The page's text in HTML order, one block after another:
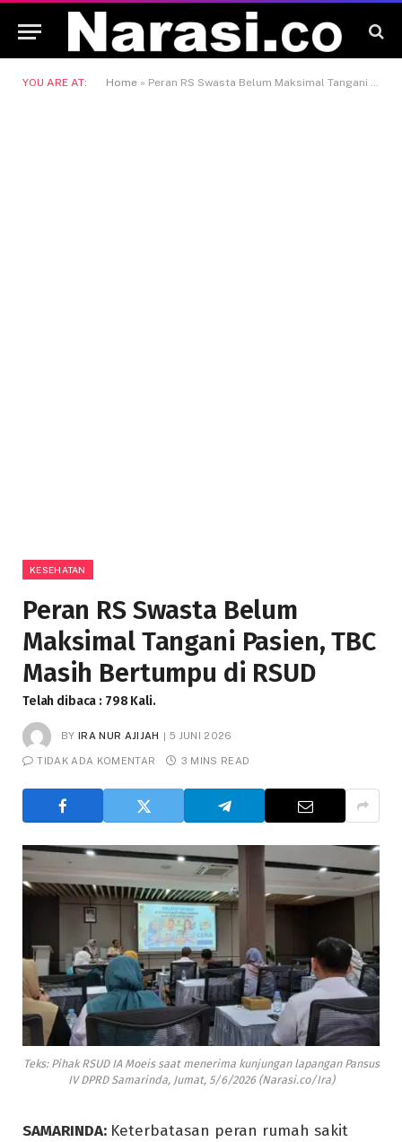
YOU ARE AT: Home » Peran RS Swasta Belum Maksimal Tangani Pasien, TBC Masih Bertumpu di RSUD
KESEHATAN
Peran RS Swasta Belum
Maksimal Tangani Pasien, TBC
Masih Bertumpu di RSUD
Telah dibaca : 798 Kali.
BY IRA NUR AJIJAH 5 JUNI 2026
TIDAK ADA KOMENTAR 3 MINS READ
Teks: Pihak RSUD IA Moeis saat menerima kunjungan lapangan Pansus
IV DPRD Samarinda, Jumat, 5/6/2026 (Narasi.co/Ira)
SAMARINDA: Keterbatasan peran rumah sakit